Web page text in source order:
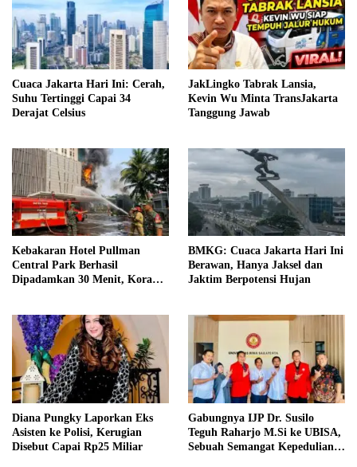
Cuaca Jakarta Hari Ini: Cerah,
Suhu Tertinggi Capai 34
Derajat Celsius
JakLingko Tabrak Lansia,
Kevin Wu Minta TransJakarta
Tanggung Jawab
Kebakaran Hotel Pullman
Central Park Berhasil
Dipadamkan 30 Menit, Koramil
BMKG: Cuaca Jakarta Hari Ini
Berawan, Hanya Jaksel dan
Jaktim Berpotensi Hujan
Diana Pungky Laporkan Eks
Asisten ke Polisi, Kerugian
Disebut Capai Rp25 Miliar
Gabungnya IJP Dr. Susilo
Teguh Raharjo M.Si ke UBISA,
Sebuah Semangat Kepedulian